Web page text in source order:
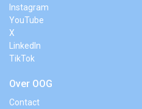
Instagram
YouTube
X
LinkedIn
TikTok
Over OOG
Contact